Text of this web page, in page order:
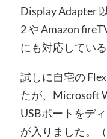
Display Adapter
2 や Amazon
にも対応している
試しに自宅の
たが、Microsoft
USBポートをデ
が入りました。